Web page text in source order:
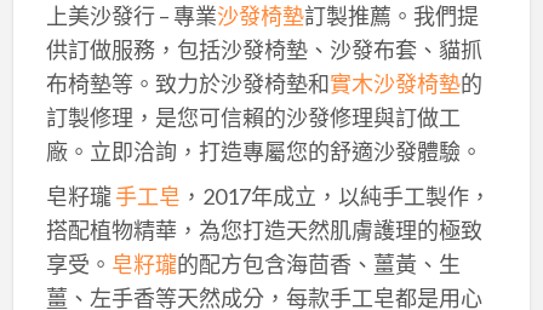
上美沙發行 – 專業沙發椅墊訂製推薦。我們提
供訂做服務，包括沙發椅墊、沙發布套、貓抓
布椅墊等。致力於沙發椅墊和實木沙發椅墊的
訂製修理，是您可信賴的沙發修理與訂做工
廠。立即洽詢，打造專屬您的舒適沙發體驗。
皂籽瓏手工皂 ，2017年成立，以純手工製作，
搭配植物精華，為您打造天然肌膚護理的極致
享受。 皂籽瓏的配方包含海茴香、薑黃、生
薑、左手香等天然成分，每款手工皂都是用心